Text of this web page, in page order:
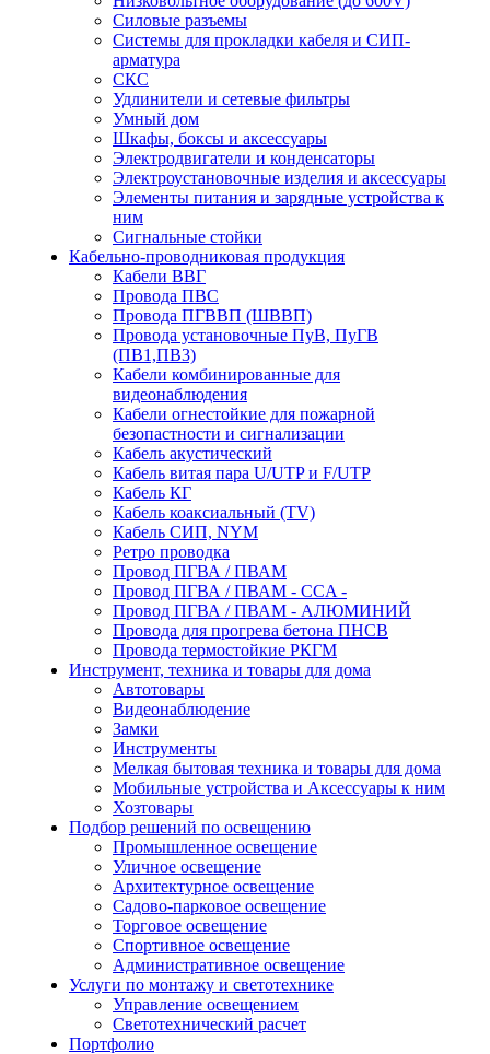
Силовые разъемы
Системы для прокладки кабеля и СИП-
арматура
СКС
Удлинители и сетевые фильтры
Умный дом
Шкафы, боксы и аксессуары
Электродвигатели и конденсаторы
Электроустановочные изделия и аксессуары
Элементы питания и зарядные устройства к
ним
Сигнальные стойки
Кабельно-проводниковая продукция
Кабели ВВГ
Провода ПВС
Провода ПГВВП (ШВВП)
Провода установочные ПуВ, ПуГВ
(ПВ1,ПВ3)
Кабели комбинированные для
видеонаблюдения
Кабели огнестойкие для пожарной
безопастности и сигнализации
Кабель акустический
Кабель витая пара U/UTP и F/UTP
Кабель КГ
Кабель коаксиальный (TV)
Кабель СИП, NYM
Ретро проводка
Провод ПГВА / ПВАМ
Провод ПГВА / ПВАМ - CCA -
Провод ПГВА / ПВАМ - АЛЮМИНИЙ
Провода для прогрева бетона ПНСВ
Провода термостойкие РКГМ
Инструмент, техника и товары для дома
Автотовары
Видеонаблюдение
Замки
Инструменты
Мелкая бытовая техника и товары для дома
Мобильные устройства и Аксессуары к ним
Хозтовары
Подбор решений по освещению
Промышленное освещение
Уличное освещение
Архитектурное освещение
Садово-парковое освещение
Торговое освещение
Спортивное освещение
Административное освещение
Услуги по монтажу и светотехнике
Управление освещением
Светотехнический расчет
Портфолио